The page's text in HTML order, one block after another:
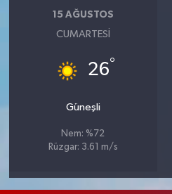
15 AĞUSTOS
CUMARTESI
26°
Güneşli
Nem: %72
Rüzgar: 3.61 m/s